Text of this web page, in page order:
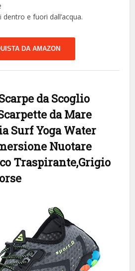
e fuori dall’acqua.
DA AMAZON
da Scoglio
da Mare
Surf Yoga Water
Nuotare
Traspirante,Grigio